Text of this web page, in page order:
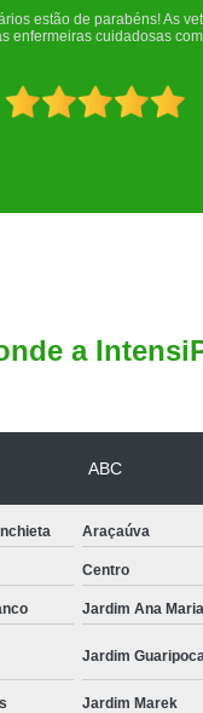
com meu cachorro
extremamente atenciosa.
recepção!
a
ABC
Araçaúva
Centro
Jardim Ana Maria
Jardim
Jardim Marek